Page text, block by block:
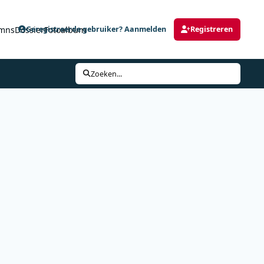
DossierFotoalbum
Geregistreerde gebruiker? Aanmelden Registreren
Zoeken...